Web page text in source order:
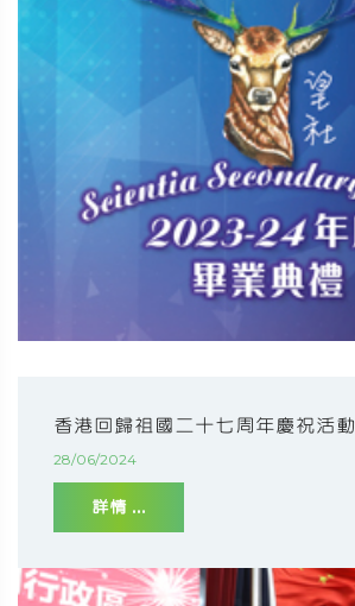
香港回歸祖國二十七周年慶祝活動
28/06/2024
詳情 ...